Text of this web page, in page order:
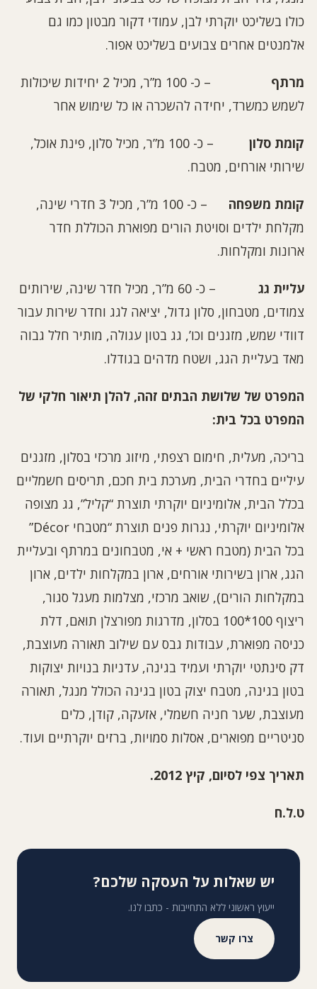
כולו בשליכט יוקרתי לבן, עמודי דקור מבטון כמו גם
אלמנטים אחרים צבועים בשליכט אפור.
מרתף
– כ- 100 מ”ר, מכיל 2 יחידות שיכולות
לשמש כמשרד, יחידה להשכרה או כל שימוש אחר
קומת סלון
– כ- 100 מ”ר, מכיל סלון, פינת אוכל,
שירותי אורחים, מטבח.
קומת משפחה
– כ- 100 מ”ר, מכיל 3 חדרי שינה,
מקלחת ילדים וסויטת הורים מפוארת הכוללת חדר
ארונות ומקלחות.
עליית גג
– כ- 60 מ”ר, מכיל חדר שינה, שירותים
צמודים, מטבחון, סלון גדול, יציאה לגג וחדר שירות עבור
דוודי שמש, מזגנים וכו’, גג בטון עגולה, מותיר חלל גבוה
מאד בעליית הגג, ושטח מדהים בגודלו.
המפרט של שלושת הבתים זהה, להלן תיאור חלקי של
המפרט בכל בית:
בריכה, מעלית, חימום רצפתי, מיזוג מרכזי בסלון, מזגנים
עיליים בחדרי הבית, מערכת בית חכם, תריסים חשמליים
בכלל הבית, אלומיניום יוקרתי תוצרת “קליל”, גג מצופה
אלומיניום יוקרתי, נגרות פנים תוצרת “מטבחי Décor”
בכל הבית (מטבח ראשי + אי, מטבחונים במרתף ובעליית
הגג, ארון בשירותי אורחים, ארון במקלחות ילדים, ארון
במקלחות הורים), שואב מרכזי, מצלמות מעגל סגור,
ריצוף 100*100 בסלון, מדרגות מפורצלן תואם, דלת
כניסה מפוארת, עבודות גבס עם שילוב תאורה מעוצבת,
דק סינתטי יוקרתי ועמיד בגינה, עדניות בנויות יצוקות
בטון בגינה, מטבח יצוק בטון בגינה הכולל מנגל, תאורה
מעוצבת, שער חניה חשמלי, אזעקה, קודן, כלים
סניטריים מפוארים, אסלות סמויות, ברזים יוקרתיים ועוד.
תאריך צפי לסיום, קיץ 2012.
ט.ל.ח
יש שאלות על העסקה שלכם?
ייעוץ ראשוני ללא התחייבות - כתבו לנו.
צרו קשר